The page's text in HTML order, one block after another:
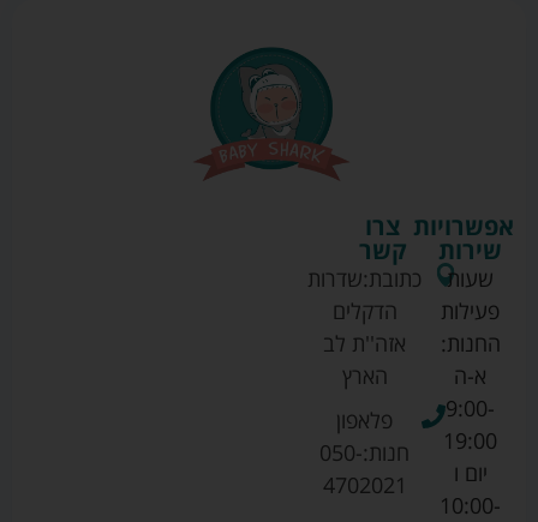
צרו
קשר
כתובת:שדרות
הדקלים
אזה''ת לב
הארץ
פלאפון
חנות:050-
4702021
אפשרויות
שירות
שעות
פעילות
החנות:
א-ה
9:00-
19:00
יום ו
10:00-